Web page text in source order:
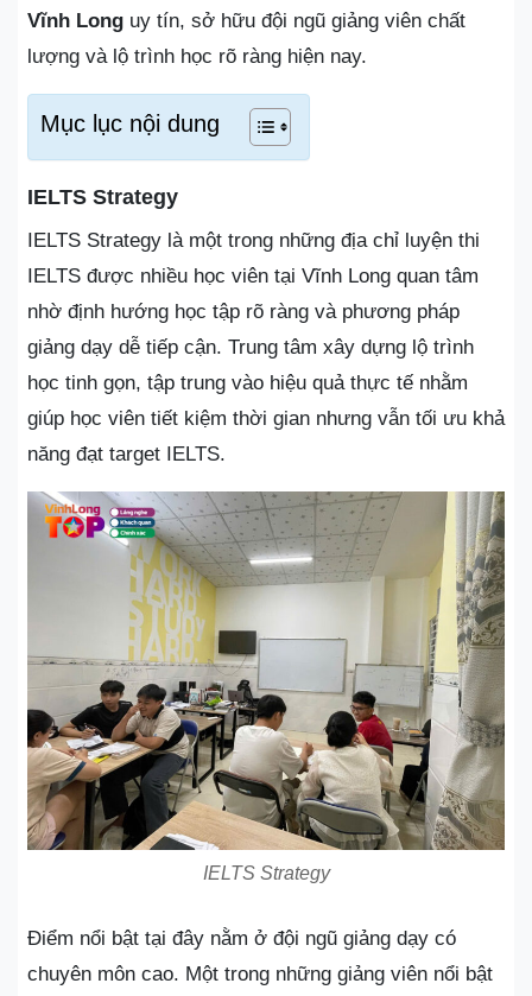
Vĩnh Long uy tín, sở hữu đội ngũ giảng viên chất
lượng và lộ trình học rõ ràng hiện nay.
Mục lục nội dung
IELTS Strategy
IELTS Strategy là một trong những địa chỉ luyện thi
IELTS được nhiều học viên tại Vĩnh Long quan tâm
nhờ định hướng học tập rõ ràng và phương pháp
giảng dạy dễ tiếp cận. Trung tâm xây dựng lộ trình
học tinh gọn, tập trung vào hiệu quả thực tế nhằm
giúp học viên tiết kiệm thời gian nhưng vẫn tối ưu khả
năng đạt target IELTS.
IELTS Strategy
Điểm nổi bật tại đây nằm ở đội ngũ giảng dạy có
chuyên môn cao. Một trong những giảng viên nổi bật